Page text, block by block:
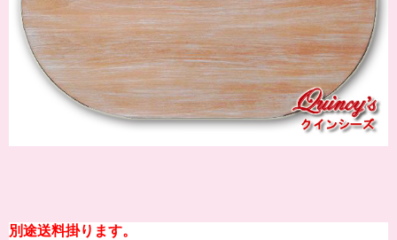
別途送料掛ります。